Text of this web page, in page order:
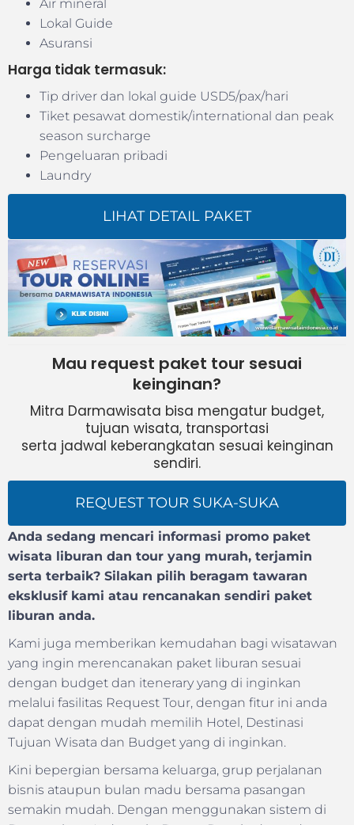
Air mineral
Lokal Guide
Asuransi
Harga tidak termasuk:
Tip driver dan lokal guide USD5/pax/hari
Tiket pesawat domestik/international dan peak
season surcharge
Pengeluaran pribadi
Laundry
LIHAT DETAIL PAKET
Mau request paket tour sesuai
keinginan?
Mitra Darmawisata bisa mengatur budget,
tujuan wisata, transportasi
serta jadwal keberangkatan sesuai keinginan
sendiri.
REQUEST TOUR SUKA-SUKA
Anda sedang mencari informasi promo paket
wisata liburan dan tour yang murah, terjamin
serta terbaik? Silakan pilih beragam tawaran
eksklusif kami atau rencanakan sendiri paket
liburan anda.
Kami juga memberikan kemudahan bagi wisatawan
yang ingin merencanakan paket liburan sesuai
dengan budget dan itenerary yang di inginkan
melalui fasilitas Request Tour, dengan fitur ini anda
dapat dengan mudah memilih Hotel, Destinasi
Tujuan Wisata dan Budget yang di inginkan.
Kini bepergian bersama keluarga, grup perjalanan
bisnis ataupun bulan madu bersama pasangan
semakin mudah. Dengan menggunakan sistem di